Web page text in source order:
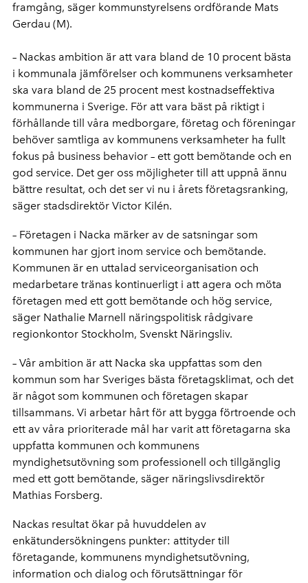
framgång, säger kommunstyrelsens ordförande Mats
Gerdau (M).
– Nackas ambition är att vara bland de 10 procent bästa
i kommunala jämförelser och kommunens verksamheter
ska vara bland de 25 procent mest kostnadseffektiva
kommunerna i Sverige. För att vara bäst på riktigt i
förhållande till våra medborgare, företag och föreningar
behöver samtliga av kommunens verksamheter ha fullt
fokus på business behavior – ett gott bemötande och en
god service. Det ger oss möjligheter till att uppnå ännu
bättre resultat, och det ser vi nu i årets företagsranking,
säger stadsdirektör Victor Kilén.
– Företagen i Nacka märker av de satsningar som
kommunen har gjort inom service och bemötande.
Kommunen är en uttalad serviceorganisation och
medarbetare tränas kontinuerligt i att agera och möta
företagen med ett gott bemötande och hög service,
säger Nathalie Marnell näringspolitisk rådgivare
regionkontor Stockholm, Svenskt Näringsliv.
– Vår ambition är att Nacka ska uppfattas som den
kommun som har Sveriges bästa företagsklimat, och det
är något som kommunen och företagen skapar
tillsammans. Vi arbetar hårt för att bygga förtroende och
ett av våra prioriterade mål har varit att företagarna ska
uppfatta kommunen och kommunens
myndighetsutövning som professionell och tillgänglig
med ett gott bemötande, säger näringslivsdirektör
Mathias Forsberg.
Nackas resultat ökar på huvuddelen av
enkätundersökningens punkter: attityder till
företagande, kommunens myndighetsutövning,
information och dialog och förutsättningar för